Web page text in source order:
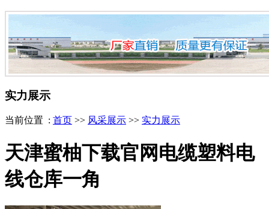
实力展示
当前位置 : 首页 >> 风采展示 >> 实力展示
天津蜜柚下载官网电缆塑料电
线仓库一角